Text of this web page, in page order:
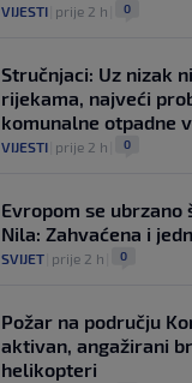
VIJESTI prije 2 h 0
Stručnjaci: Uz nizak
rijekama, najveći
komunalne otpadne
VIJESTI prije 2 h 0
Evropom se ubrzano
Nila: Zahvaćena i
SVIJET prije 2 h 0
Požar na području
aktivan, angažirani
helikopteri